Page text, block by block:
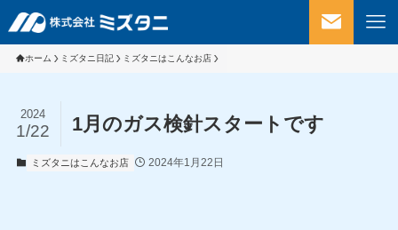
ホーム ミズタニ日記 ミズタニはこんなお店
1月のガス検針スタートです
2024
1/22
ミズタニはこんなお店 2024年1月22日